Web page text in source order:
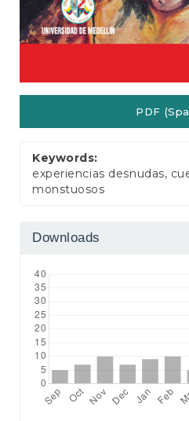
PDF
Keywords:
experiencias desnudas,
monstuosos
Downloads